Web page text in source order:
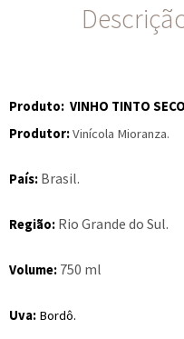
Produto: VINHO TINTO
Produtor:Vinícola Mioranza.
País: Brasil.
Região: Rio Grande do Sul.
Volume: 750 ml
Uva: Bordô.